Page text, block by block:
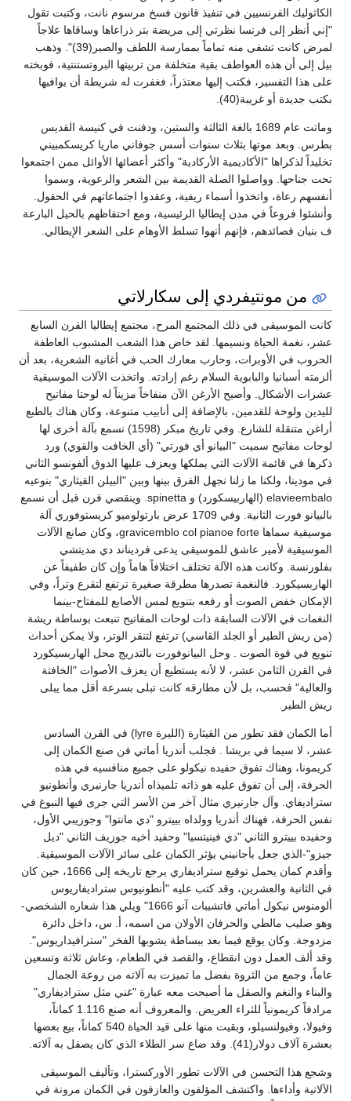
الكاثوليك الفرنسيين في تنفيذ قانون فسخ مرسوم نانت، وكتبت تقول
"إني أنظر إلى فرنسا نظرتي إلى مريضة بتر ذراعاها وساقاها علاجاً
لمرض كانت تشفى منه تماماً بممارسة اللطف والصبر(39)". وذهب
بيل إلى أن هذه العواطف بقية متخلفة من تربيتها البروتستنتية، فوبخته
على هذا التفسير، فكتب إليها معتذراً، فغفرت له شريطة أن يوافيها
بكتب جديدة أو غريبة(40).
وماتت عام 1689 بالغة الثالثة والستين، ودفنت في كنيسة القديس
بطرس. وبعد موتها بثلاث سنوات أسس جوفاني ماريا كريسكمبيني
تخليداً لذكراها "الأكاديمية الأركادية" وأكثر أعضائها الأوائل ممن اجتمعوا
تحت جناحها. وواصلوا الصلة القديمة بين الشعر والرعوية، وسموا
أنفسهم رعاة، واتخذوا أسماء ريفية، وعقدوا اجتماعاتهم في الحقول.
وأنشئوا فروعاً في مدن إيطاليا الرئيسية، ومع احتفاظهم بالحيل البارعة
ف بنيان قصائدهم، فإنهم أنهوا تسلط الأوهام على الشعر الإيطالي.
من مونتيفردي إلى سكارلاتي
كانت الموسيقى في ذلك المجتمع المرح، مجتمع إيطاليا القرن السابع
عشر، نغمة الحياة ونسيمها. لقد خاض هذا الشعب المشبوب العاطفة
الحروب في الأوبرات، وحارب معارك الحب في أغانيه الشعرية، بعد أن
ألزمته أسبانيا والبابوية السلام رغم إرادته. واتخذت الآلات الموسيقية
عشرات الأشكال. وأصبح الأرغن الآن منفاخاً مزيناً له لوحتا مفاتيح
لليدين ولوحة للقدمين، بالإضافة إلى أنابيب متنوعة، وكان هناك بالطبع
أراغن متنقلة للشارع. وفي تاريخ مبكر (1598) نسمع بآلة أخرى لها
لوحات مفاتيح سميت "البيانو أي فورتي" (أي الخافت والقوي) ورد
ذكرها في قائمة الآلات التي يملكها ويعزف عليها الدوق ألفونسو الثاني
في مودينا، ولكنا ما زلنا نجهل الفرق بينها وبين "البيلن القيثاري" بنوعيه
elavieembalo (الهاربيسكورد) و spinetta. وينقضي قرن قبل أن نسمع
بالبيانو فورت الثانية. وفي 1709 عرض بارتولوميو كريستوفوري آلة
موسيقية سماها gravicemblo col pianoe forte، وكان صانع الآلات
الموسيقية لأمير عاشق للموسيقى يدعى فرديناند دي مديتشي
بفلورنسة. وكانت هذه الآلة تختلف اختلافاً هاماً وإن كان طفيفاً عن
الهاربسيكورد. فالنغمة تصدرها مطرقة صغيرة ترتفع لتقرع وتراً، وفي
الإمكان خفض الصوت أو رفعه بتنويع لمس الأصابع للمفتاح-بينما
النغمات في الآلات السابقة ذات لوحات المفاتيح تنبعث بوساطة ريشة
(من ريش الطير أو الجلد القاسي) ترتفع لتنقر الوتر، ولا يمكن أحداث
تنويع في قوة الصوت . وحل البيانوفورت بالتدريج محل الهاربسيكورد
في القرن الثامن عشر، لا لأنه يستطيع أن يعزف الأصوات "الخافتة
والعالية" فحسب، بل لأن مطارقه كانت تبلى بسرعة أقل مما يبلى
ريش الطير.
أما الكمان فقد تطور من القيثارة (الليرة lyre) في القرن السادس
عشر، لا سيما في بريشا . فجلب أندريا أماتي فن صنع الكمان إلى
كريمونا، وهناك تفوق حفيده نيكولو على جميع منافسيه في هذه
الحرفة، إلى أن تفوق عليه هو ذاته تلميذاه أندريا جارنيري وأنطونيو
ستراديفاي. وآل جارنيري مثال آخر من الأسر التي جرى فيها النبوغ في
نفس الحرفة، فهناك أندريا وولداه بييترو "دي مانتوا" وجوزيبي الأول،
وحفيده بييترو الثاني "دي فينيتسيا" وحفيد أخيه جوزيف الثاني "ديل
جيزو"-الذي جعل بأجانيني يؤثر الكمان على سائر الآلات الموسيقية.
وأقدم كمان يحمل توقيع ستراديفاري يرجع تاريخه إلى 1666، حين كان
في الثانية والعشرين، وقد كتب عليه "أنطونيوس ستراديفاريوس
ألومنوس نيكول أماتي فاتشيبات آنو 1666" ويلي هذا شعاره الشخصي-
وهو صليب مالطي والحرفان الأولان من اسمه، أ. س، داخل دائرة
مزدوجة. وكان يوقع فيما بعد ببساطة يشوبها الفخر "سترافيداريوس".
وقد ألف العمل دون انقطاع، والقصد في الطعام، وعاش ثلاثة وتسعين
عاماً، وجمع من الثروة بفضل ما تميزت به آلاته من روعة الجمال
والبناء والنغم والصقل ما أصبحت معه عبارة "غني مثل ستراديفاري"
مرادفاً كريمونياً للثراء العريض. والمعروف أنه صنع 1.116 كماناً،
وفيولا، وفيولنسيلو، وبقيت منها على قيد الحياة 540 كماناً، بيع بعضها
بعشرة آلاف دولار(41). وقد ضاع سر الطلاء الذي كان يصقل به آلاته.
وشجع هذا التحسن في الآلات تطور الأوركسترا، وتأليف الموسيقى
الآلاتية وأداءها. واكتشف المؤلفون والعازفون في الكمان مرونة في